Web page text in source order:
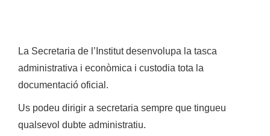
La Secretaria de l’Institut desenvolupa la tasca
administrativa i econòmica i custodia tota la
documentació oficial.
Us podeu dirigir a secretaria sempre que tingueu
qualsevol dubte administratiu.